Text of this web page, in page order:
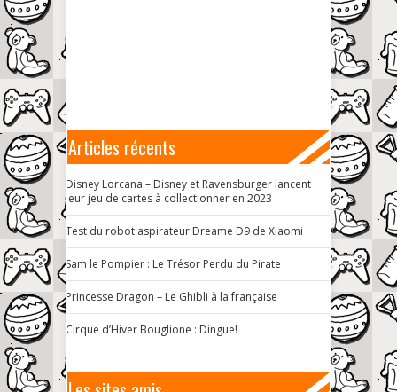
Articles récents
Disney Lorcana – Disney et Ravensburger lancent
leur jeu de cartes à collectionner en 2023
Test du robot aspirateur Dreame D9 de Xiaomi
Sam le Pompier : Le Trésor Perdu du Pirate
Princesse Dragon – Le Ghibli à la française
Cirque d’Hiver Bouglione : Dingue!